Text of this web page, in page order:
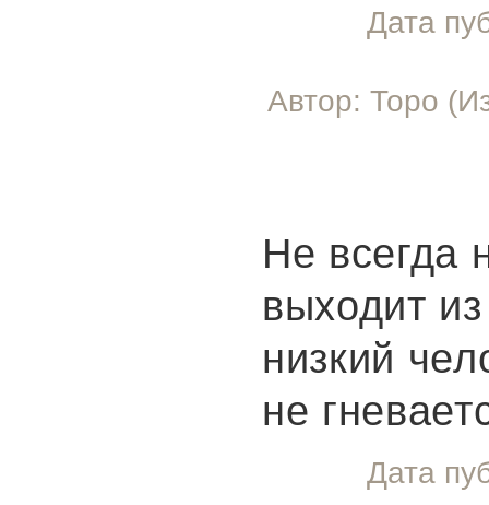
Дата
Автор: Торо
Не всегда
выходит
низкий
не
Дата